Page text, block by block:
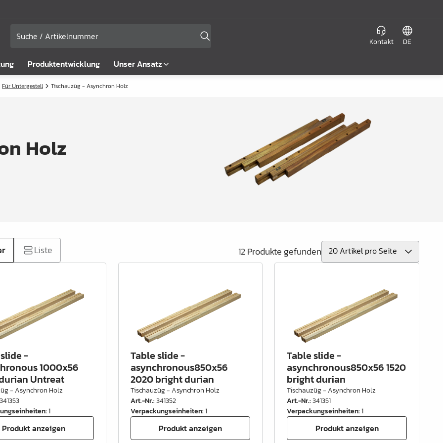
Kontakt DE
Produktentwicklung Unser Ansatz
Für Untergestell Tischauzüg - Asynchron Holz
Holz
Liste 12 Produkte gefunden
-
1000x56
Untreat
- Asynchron Holz
341353
:1
Produkt anzeigen
Table slide -
asynchronous850x56
2020 bright durian
Tischauzüg - Asynchron Holz
Art.-Nr.:341352
Verpackungseinheiten:1
Produkt anzeigen
Table slide -
asynchronous850x56 1520
bright durian
Tischauzüg - Asynchron Holz
Art.-Nr.:341351
Verpackungseinheiten:1
Produkt anzeigen